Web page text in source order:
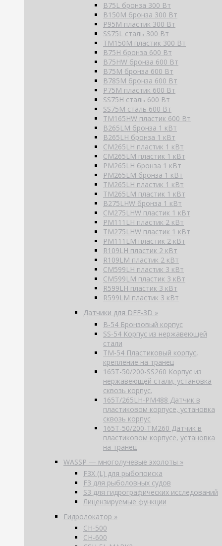
B75L бронза 300 Вт
B150M бронза 300 Вт
P95M пластик 300 Вт
SS75L сталь 300 Вт
TM150M пластик 300 Вт
B75H бронза 600 Вт
B75HW бронза 600 Вт
B75M бронза 600 Вт
B785M бронза 600 Вт
P75M пластик 600 Вт
SS75H сталь 600 Вт
SS75M сталь 600 Вт
TM165HW пластик 600 Вт
B265LM бронза 1 кВт
B265LH бронза 1 кВт
CM265LH пластик 1 кВт
CM265LM пластик 1 кВт
PM265LH бронза 1 кВт
PM265LM бронза 1 кВт
TM265LH пластик 1 кВт
TM265LM пластик 1 кВт
B275LHW бронза 1 кВт
CM275LHW пластик 1 кВт
PM111LH пластик 2 кВт
TM275LHW пластик 1 кВт
PM111LM пластик 2 кВт
R109LH пластик 2 кВт
R109LM пластик 2 кВт
CM599LH пластик 3 кВт
CM599LM пластик 3 кВт
R599LH пластик 3 кВт
R599LM пластик 3 кВт
Датчики для DFF-3D »
B-54 Бронзовый корпус
SS-54 Корпус из нержавеющей
стали
TM-54 Пластиковый корпус,
крепление на транец
165T-50/200-SS260 Корпус из
нержавеющей стали, установка
сквозь корпус.
165T/265LH-PM488 Датчик в
пластиковом корпусе, установка
сквозь корпус
165T-50/200-TM260 Датчик в
пластиковом корпусе, установка
на транец
WASSP — многолучевые эхолоты »
F3X (L) для рыбопоиска
F3 для рыболовных судов
S3 для гидрографических исследований
Лицензируемые функции
Гидролокатор »
CH-500
CH-600